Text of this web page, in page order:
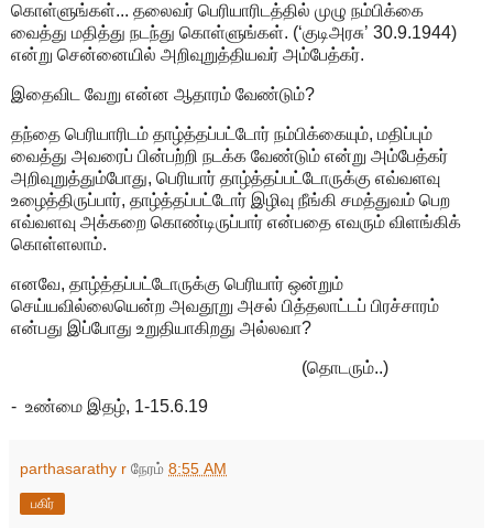
கொள்ளுங்கள்... தலைவர் பெரியாரிடத்தில் முழு நம்பிக்கை
வைத்து மதித்து நடந்து கொள்ளுங்கள். (‘குடிஅரசு’ 30.9.1944)
என்று சென்னையில் அறிவுறுத்தியவர் அம்பேத்கர்.
இதைவிட வேறு என்ன ஆதாரம் வேண்டும்?
தந்தை பெரியாரிடம் தாழ்த்தப்பட்டோர் நம்பிக்கையும், மதிப்பும்
வைத்து அவரைப் பின்பற்றி நடக்க வேண்டும் என்று அம்பேத்கர்
அறிவுறுத்தும்போது, பெரியார் தாழ்த்தப்பட்டோருக்கு எவ்வளவு
உழைத்திருப்பார், தாழ்த்தப்பட்டோர் இழிவு நீங்கி சமத்துவம் பெற
எவ்வளவு அக்கறை கொண்டிருப்பார் என்பதை எவரும் விளங்கிக்
கொள்ளலாம்.
எனவே, தாழ்த்தப்பட்டோருக்கு பெரியார் ஒன்றும்
செய்யவில்லையென்ற அவதூறு அசல் பித்தலாட்டப் பிரச்சாரம்
என்பது இப்போது உறுதியாகிறது அல்லவா?
(தொடரும்..)
- உண்மை இதழ், 1-15.6.19
parthasarathy r நேரம் 8:55 AM
பகிர்